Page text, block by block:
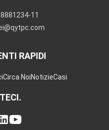
11
RAPIDI
Circa NoiNotizieCasi